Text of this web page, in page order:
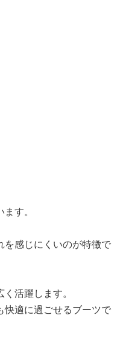
す。
を感じにくいのが特徴で
活躍します。
快適に過ごせるブーツで